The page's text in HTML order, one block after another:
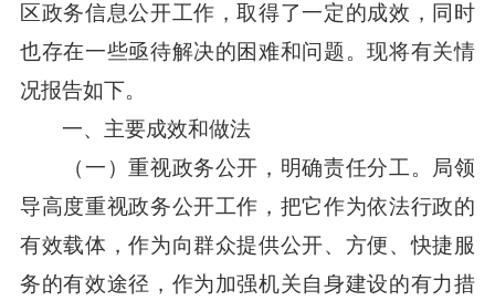
区政务信息公开工作，取得了一定的成效，同时
也存在一些亟待解决的困难和问题。现将有关情
况报告如下。
一、主要成效和做法
（一）重视政务公开，明确责任分工。局领
导高度重视政务公开工作，把它作为依法行政的
有效载体，作为向群众提供公开、方便、快捷服
务的有效途径，作为加强机关自身建设的有力措